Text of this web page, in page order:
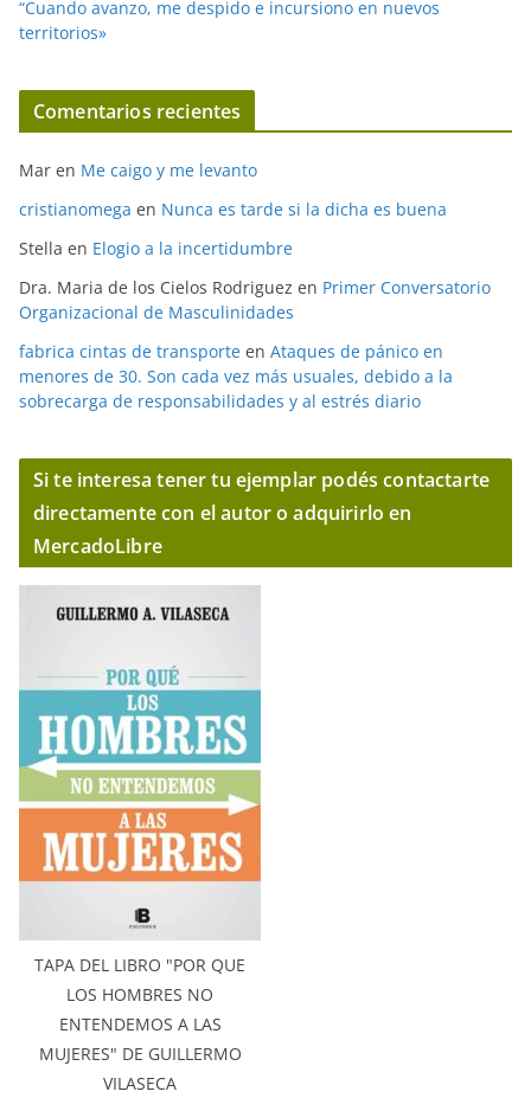
“Cuando avanzo, me despido e incursiono en nuevos
territorios»
Comentarios recientes
Mar en Me caigo y me levanto
cristianomega en Nunca es tarde si la dicha es buena
Stella en Elogio a la incertidumbre
Dra. Maria de los Cielos Rodriguez en Primer Conversatorio
Organizacional de Masculinidades
fabrica cintas de transporte en Ataques de pánico en
menores de 30. Son cada vez más usuales, debido a la
sobrecarga de responsabilidades y al estrés diario
Si te interesa tener tu ejemplar podés contactarte
directamente con el autor o adquirirlo en
MercadoLibre
TAPA DEL LIBRO "POR QUE
LOS HOMBRES NO
ENTENDEMOS A LAS
MUJERES" DE GUILLERMO
VILASECA